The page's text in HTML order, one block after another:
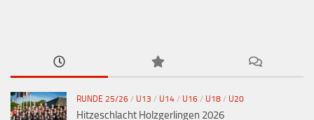
RUNDE 25/26 / U13 / U14 / U16 / U18 / U20
Hitzeschlacht Holzgerlingen 2026